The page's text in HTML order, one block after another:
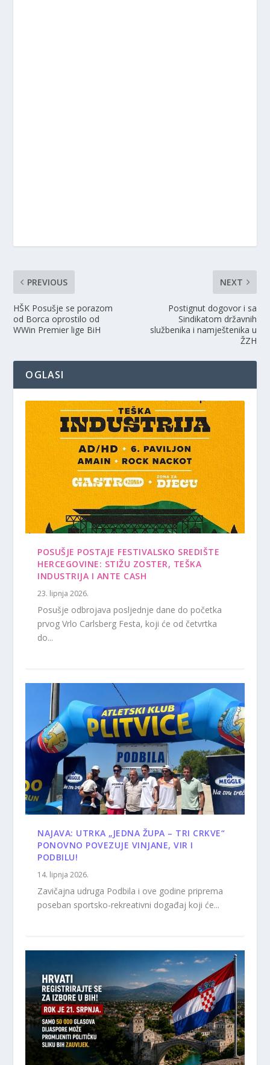
PREVIOUS
HŠK Posušje se porazom
od Borca oprostilo od
WWin Premier lige BiH
NEXT
Postignut dogovor i sa
Sindikatom državnih
službenika i namještenika u
ŽZH
OGLASI
POSUŠJE POSTAJE FESTIVALSKO SREDIŠTE
HERCEGOVINE: STIŽU ZOSTER, TEŠKA
INDUSTRIJA I ANTE CASH
23. lipnja 2026.
Posušje odbrojava posljednje dane do početka
prvog Vrlo Carlsberg Festa, koji će od četvrtka
do...
NAJAVA: UTRKA „JEDNA ŽUPA – TRI CRKVE“
PONOVNO POVEZUJE VINJANE, VIR I
PODBILU!
14. lipnja 2026.
Zavičajna udruga Podbila i ove godine priprema
poseban sportsko-rekreativni događaj koji će...